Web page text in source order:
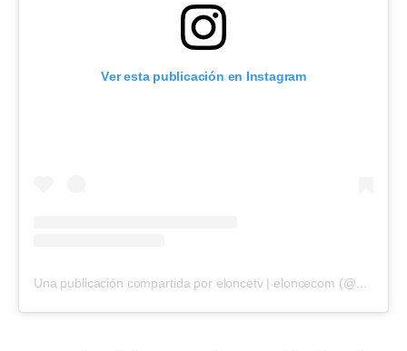
Ver esta publicación en Instagram